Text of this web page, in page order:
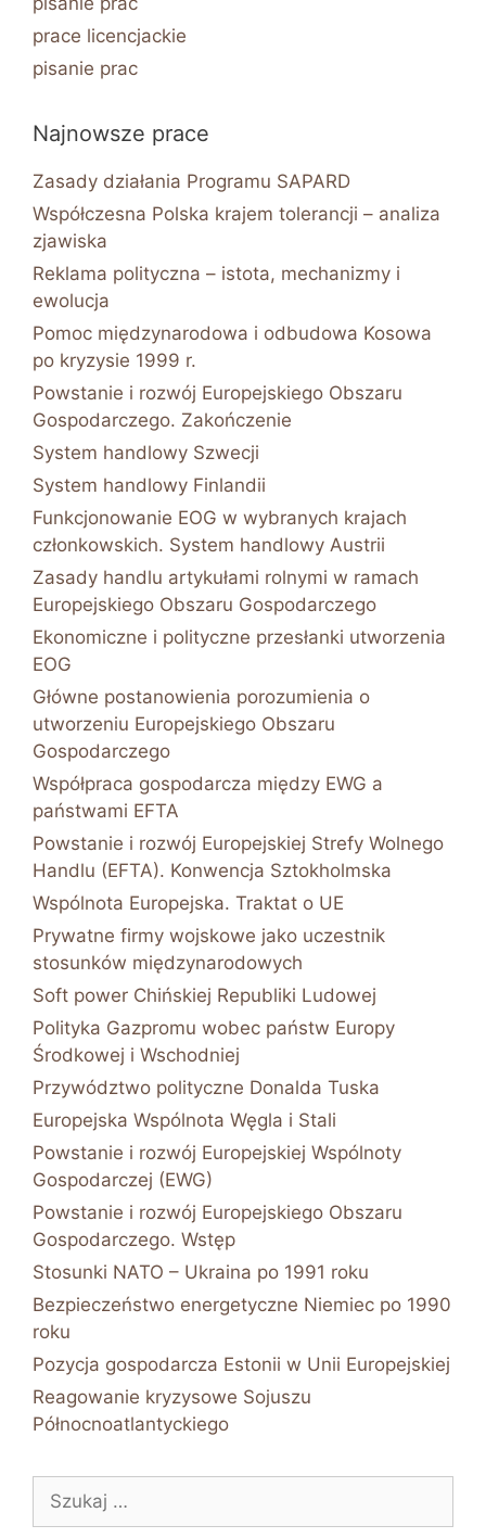
prace licencjackie
pisanie prac
Najnowsze prace
Zasady działania Programu SAPARD
Współczesna Polska krajem tolerancji – analiza
zjawiska
Reklama polityczna – istota, mechanizmy i
ewolucja
Pomoc międzynarodowa i odbudowa Kosowa
po kryzysie 1999 r.
Powstanie i rozwój Europejskiego Obszaru
Gospodarczego. Zakończenie
System handlowy Szwecji
System handlowy Finlandii
Funkcjonowanie EOG w wybranych krajach
członkowskich. System handlowy Austrii
Zasady handlu artykułami rolnymi w ramach
Europejskiego Obszaru Gospodarczego
Ekonomiczne i polityczne przesłanki utworzenia
EOG
Główne postanowienia porozumienia o
utworzeniu Europejskiego Obszaru
Gospodarczego
Współpraca gospodarcza między EWG a
państwami EFTA
Powstanie i rozwój Europejskiej Strefy Wolnego
Handlu (EFTA). Konwencja Sztokholmska
Wspólnota Europejska. Traktat o UE
Prywatne firmy wojskowe jako uczestnik
stosunków międzynarodowych
Soft power Chińskiej Republiki Ludowej
Polityka Gazpromu wobec państw Europy
Środkowej i Wschodniej
Przywództwo polityczne Donalda Tuska
Europejska Wspólnota Węgla i Stali
Powstanie i rozwój Europejskiej Wspólnoty
Gospodarczej (EWG)
Powstanie i rozwój Europejskiego Obszaru
Gospodarczego. Wstęp
Stosunki NATO – Ukraina po 1991 roku
Bezpieczeństwo energetyczne Niemiec po 1990
roku
Pozycja gospodarcza Estonii w Unii Europejskiej
Reagowanie kryzysowe Sojuszu
Północnoatlantyckiego
Szukaj: